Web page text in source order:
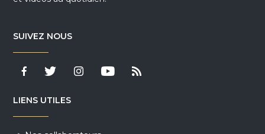
SUIVEZ NOUS
LIENS UTILES